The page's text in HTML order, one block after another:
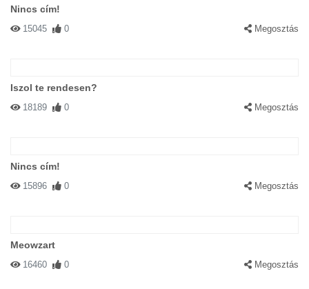
Nincs cím!
15045 0 Megosztás
Iszol te rendesen?
18189 0 Megosztás
Nincs cím!
15896 0 Megosztás
Meowzart
16460 0 Megosztás